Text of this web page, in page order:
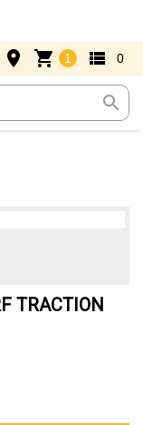
search
place shopping_cart 1 view_list 0
TRACTION